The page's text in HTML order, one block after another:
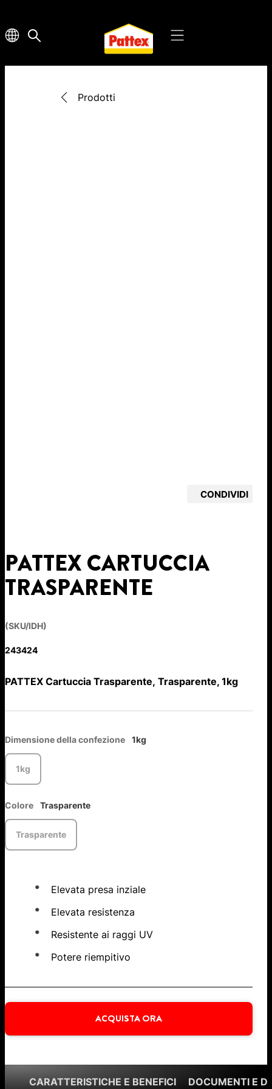
Prodotti
CONDIVIDI
PATTEX CARTUCCIA
TRASPARENTE
(SKU/IDH)
243424
PATTEX Cartuccia Trasparente, Trasparente, 1kg
Dimensione della confezione 1kg
1kg
Colore Trasparente
Trasparente
Elevata presa inziale
Elevata resistenza
Resistente ai raggi UV
Potere riempitivo
ACQUISTA ORA
CARATTERISTICHE E BENEFICI DOCUMENTI E